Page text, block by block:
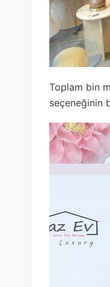
Toplam bin
seçeneğinin